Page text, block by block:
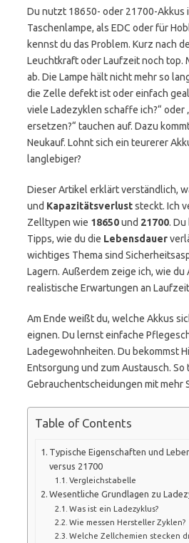
Du nutzt 18650- oder 21700-Akkus
Taschenlampe, als EDC oder für
kennst du das Problem. Kurz nach
Leuchtkraft oder Laufzeit noch top.
ab. Die Lampe hält nicht mehr so
die Zelle defekt ist oder einfach
viele Ladezyklen schaffe ich?“ oder
ersetzen?“ tauchen auf. Dazu
Neukauf. Lohnt sich ein teurerer
langlebiger?
Dieser Artikel erklärt verständlich,
und Kapazitätsverluststeckt. Ich
Zelltypen wie 18650und 21700. Du
Tipps, wie du die Lebensdauer
wichtiges Thema sind
Lagern. Außerdem zeige ich, wie du
realistische Erwartungen an
Am Ende weißt du, welche Akkus
eignen. Du lernst einfache
Ladegewohnheiten. Du bekommst
Entsorgung und zum Austausch.
Gebrauchentscheidungen mit mehr
Table of Contents
Typische Eigenschaften und
versus 21700
Vergleichstabelle
Wesentliche Grundlagen zu
Was ist ein Ladezyklus?
Wie messen Hersteller Zyklen?
Welche Zellchemien stecken